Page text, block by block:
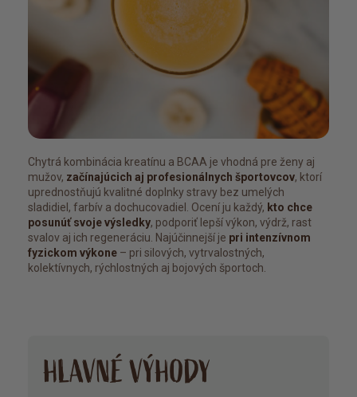
Chytrá kombinácia kreatínu a BCAA je vhodná pre ženy aj
mužov, začínajúcich aj profesionálnych športovcov, ktorí
uprednostňujú kvalitné doplnky stravy bez umelých
sladidiel, farbív a dochucovadiel. Ocení ju každý, kto chce
posunúť svoje výsledky, podporiť lepší výkon, výdrž, rast
svalov aj ich regeneráciu. Najúčinnejší je pri intenzívnom
fyzickom výkone – pri silových, vytrvalostných,
kolektívnych, rýchlostných aj bojových športoch.
HLAVNÉ VÝHODY